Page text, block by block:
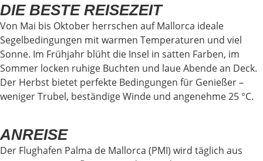
DIE BESTE REISEZEIT
Von Mai bis Oktober herrschen auf Mallorca ideale
Segelbedingungen mit warmen Temperaturen und viel
Sonne. Im Frühjahr blüht die Insel in satten Farben, im
Sommer locken ruhige Buchten und laue Abende an Deck.
Der Herbst bietet perfekte Bedingungen für Genießer –
weniger Trubel, beständige Winde und angenehme 25 °C.
ANREISE
Der Flughafen Palma de Mallorca (PMI) wird täglich aus